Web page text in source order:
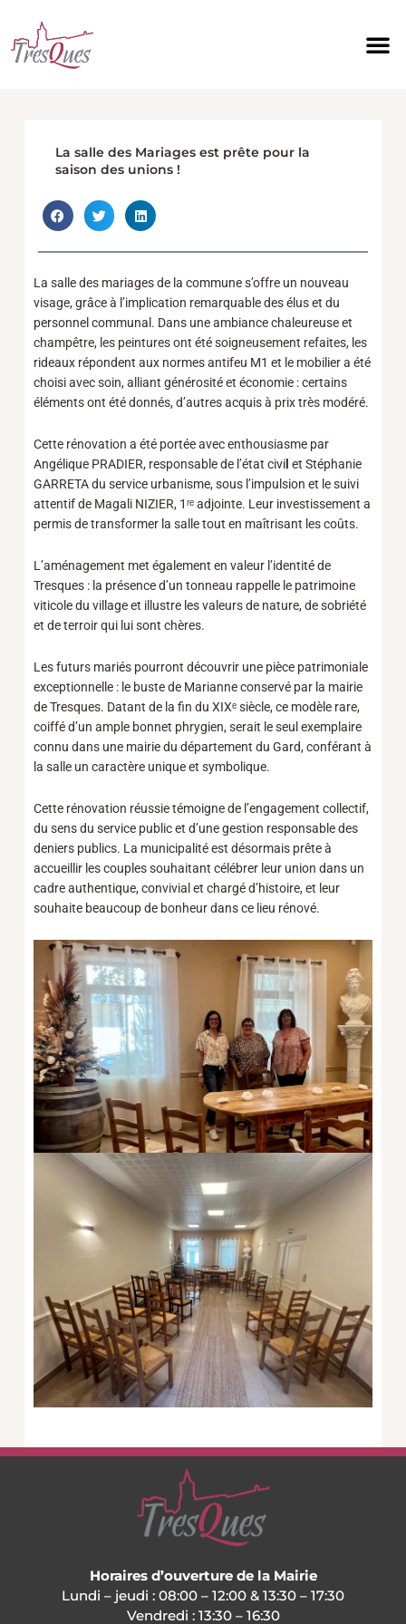
contenu
La salle des Mariages est prête pour la
saison des unions !
La salle des mariages de la commune s’offre un nouveau
visage, grâce à l’implication remarquable des élus et du
personnel communal. Dans une ambiance chaleureuse et
champêtre, les peintures ont été soigneusement refaites, les
rideaux répondent aux normes antifeu M1 et le mobilier a été
choisi avec soin, alliant générosité et économie : certains
éléments ont été donnés, d’autres acquis à prix très modéré.
Cette rénovation a été portée avec enthousiasme par
Angélique PRADIER, responsable de l’état civil et Stéphanie
GARRETA du service urbanisme, sous l’impulsion et le suivi
attentif de Magali NIZIER, 1ʳᵉ adjointe. Leur investissement a
permis de transformer la salle tout en maîtrisant les coûts.
L’aménagement met également en valeur l’identité de
Tresques : la présence d’un tonneau rappelle le patrimoine
viticole du village et illustre les valeurs de nature, de sobriété
et de terroir qui lui sont chères.
Les futurs mariés pourront découvrir une pièce patrimoniale
exceptionnelle : le buste de Marianne conservé par la mairie
de Tresques. Datant de la fin du XIXᵉ siècle, ce modèle rare,
coiffé d’un ample bonnet phrygien, serait le seul exemplaire
connu dans une mairie du département du Gard, conférant à
la salle un caractère unique et symbolique.
Cette rénovation réussie témoigne de l’engagement collectif,
du sens du service public et d’une gestion responsable des
deniers publics. La municipalité est désormais prête à
accueillir les couples souhaitant célébrer leur union dans un
cadre authentique, convivial et chargé d’histoire, et leur
souhaite beaucoup de bonheur dans ce lieu rénové.
Horaires d’ouverture de la Mairie
Lundi – jeudi : 08:00 – 12:00 & 13:30 – 17:30
Vendredi : 13:30 – 16:30